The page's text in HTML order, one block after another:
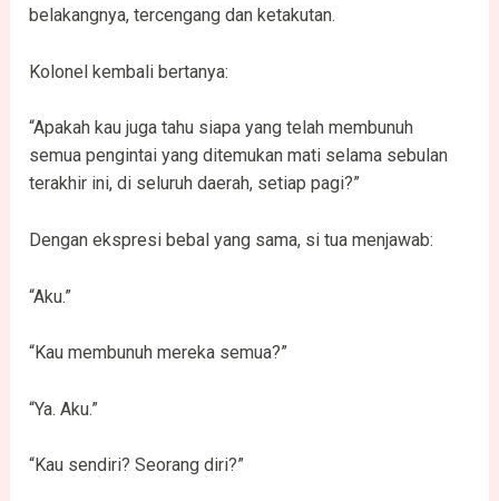
belakangnya, tercengang dan ketakutan.
Kolonel kembali bertanya:
“Apakah kau juga tahu siapa yang telah membunuh
semua pengintai yang ditemukan mati selama sebulan
terakhir ini, di seluruh daerah, setiap pagi?”
Dengan ekspresi bebal yang sama, si tua menjawab:
“Aku.”
“Kau membunuh mereka semua?”
“Ya. Aku.”
“Kau sendiri? Seorang diri?”